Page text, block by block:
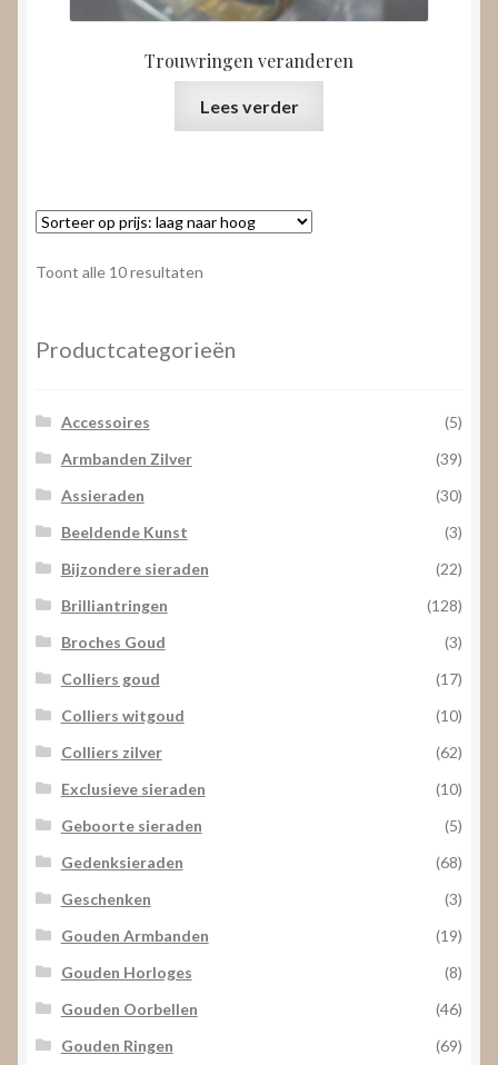
Trouwringen veranderen
Lees verder
Toont alle 10 resultaten
laag
Productcategorieën
Accessoires
(5)
Armbanden Zilver
(39)
Assieraden
(30)
Beeldende Kunst
(3)
Bijzondere sieraden
(22)
Brilliantringen
(128)
Broches Goud
(3)
Colliers goud
(17)
Colliers witgoud
(10)
Colliers zilver
(62)
Exclusieve sieraden
(10)
Geboorte sieraden
(5)
Gedenksieraden
(68)
Geschenken
(3)
Gouden Armbanden
(19)
Gouden Horloges
(8)
Gouden Oorbellen
(46)
Gouden Ringen
(69)